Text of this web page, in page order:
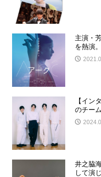
主演・
を熱演
【イン
のチー
井之脇
して演